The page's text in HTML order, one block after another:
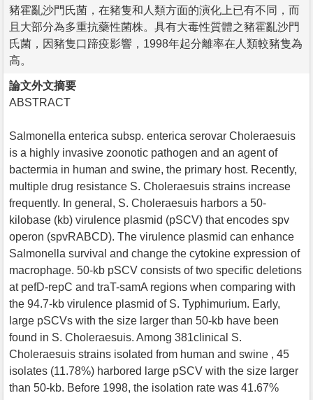
豬霍亂沙門氏菌，在豬隻和人類方面的演化上已有不同，而
且大部分為多重抗藥性菌株。具有大毒性質體之豬霍亂沙門
氏菌，因豬隻口蹄疫影響，1998年起分離率在人類較豬隻為
高。
論文外文摘要
ABSTRACT
Salmonella enterica subsp. enterica serovar Choleraesuis
is a highly invasive zoonotic pathogen and an agent of
bactermia in human and swine, the primary host. Recently,
multiple drug resistance S. Choleraesuis strains increase
frequently. In general, S. Choleraesuis harbors a 50-
kilobase (kb) virulence plasmid (pSCV) that encodes spv
operon (spvRABCD). The virulence plasmid can enhance
Salmonella survival and change the cytokine expression of
macrophage. 50-kb pSCV consists of two specific deletions
at pefD-repC and traT-samA regions when comparing with
the 94.7-kb virulence plasmid of S. Typhimurium. Early,
large pSCVs with the size larger than 50-kb have been
found in S. Choleraesuis. Among 381clinical S.
Choleraesuis strains isolated from human and swine , 45
isolates (11.78%) harbored large pSCV with the size larger
than 50-kb. Before 1998, the isolation rate was 41.67%